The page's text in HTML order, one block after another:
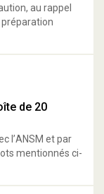
au rappel
préparation
de 20
l’ANSM et par
mentionnés ci-